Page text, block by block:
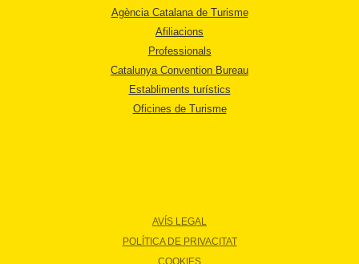
Agència Catalana de Turisme
Afiliacions
Professionals
Catalunya Convention Bureau
Establiments turístics
Oficines de Turisme
AVÍS LEGAL
POLÍTICA DE PRIVACITAT
COOKIES